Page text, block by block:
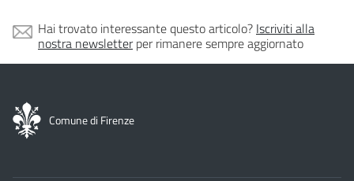
Hai trovato interessante questo articolo? Iscriviti alla
nostra newsletterper rimanere sempre aggiornato
Comune di Firenze